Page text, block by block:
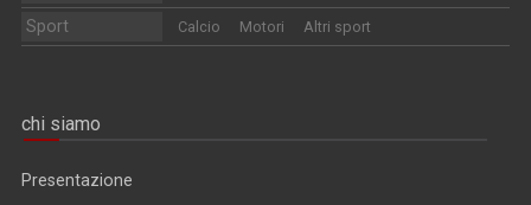
Sport Calcio Motori Altri sport
chi siamo
Presentazione